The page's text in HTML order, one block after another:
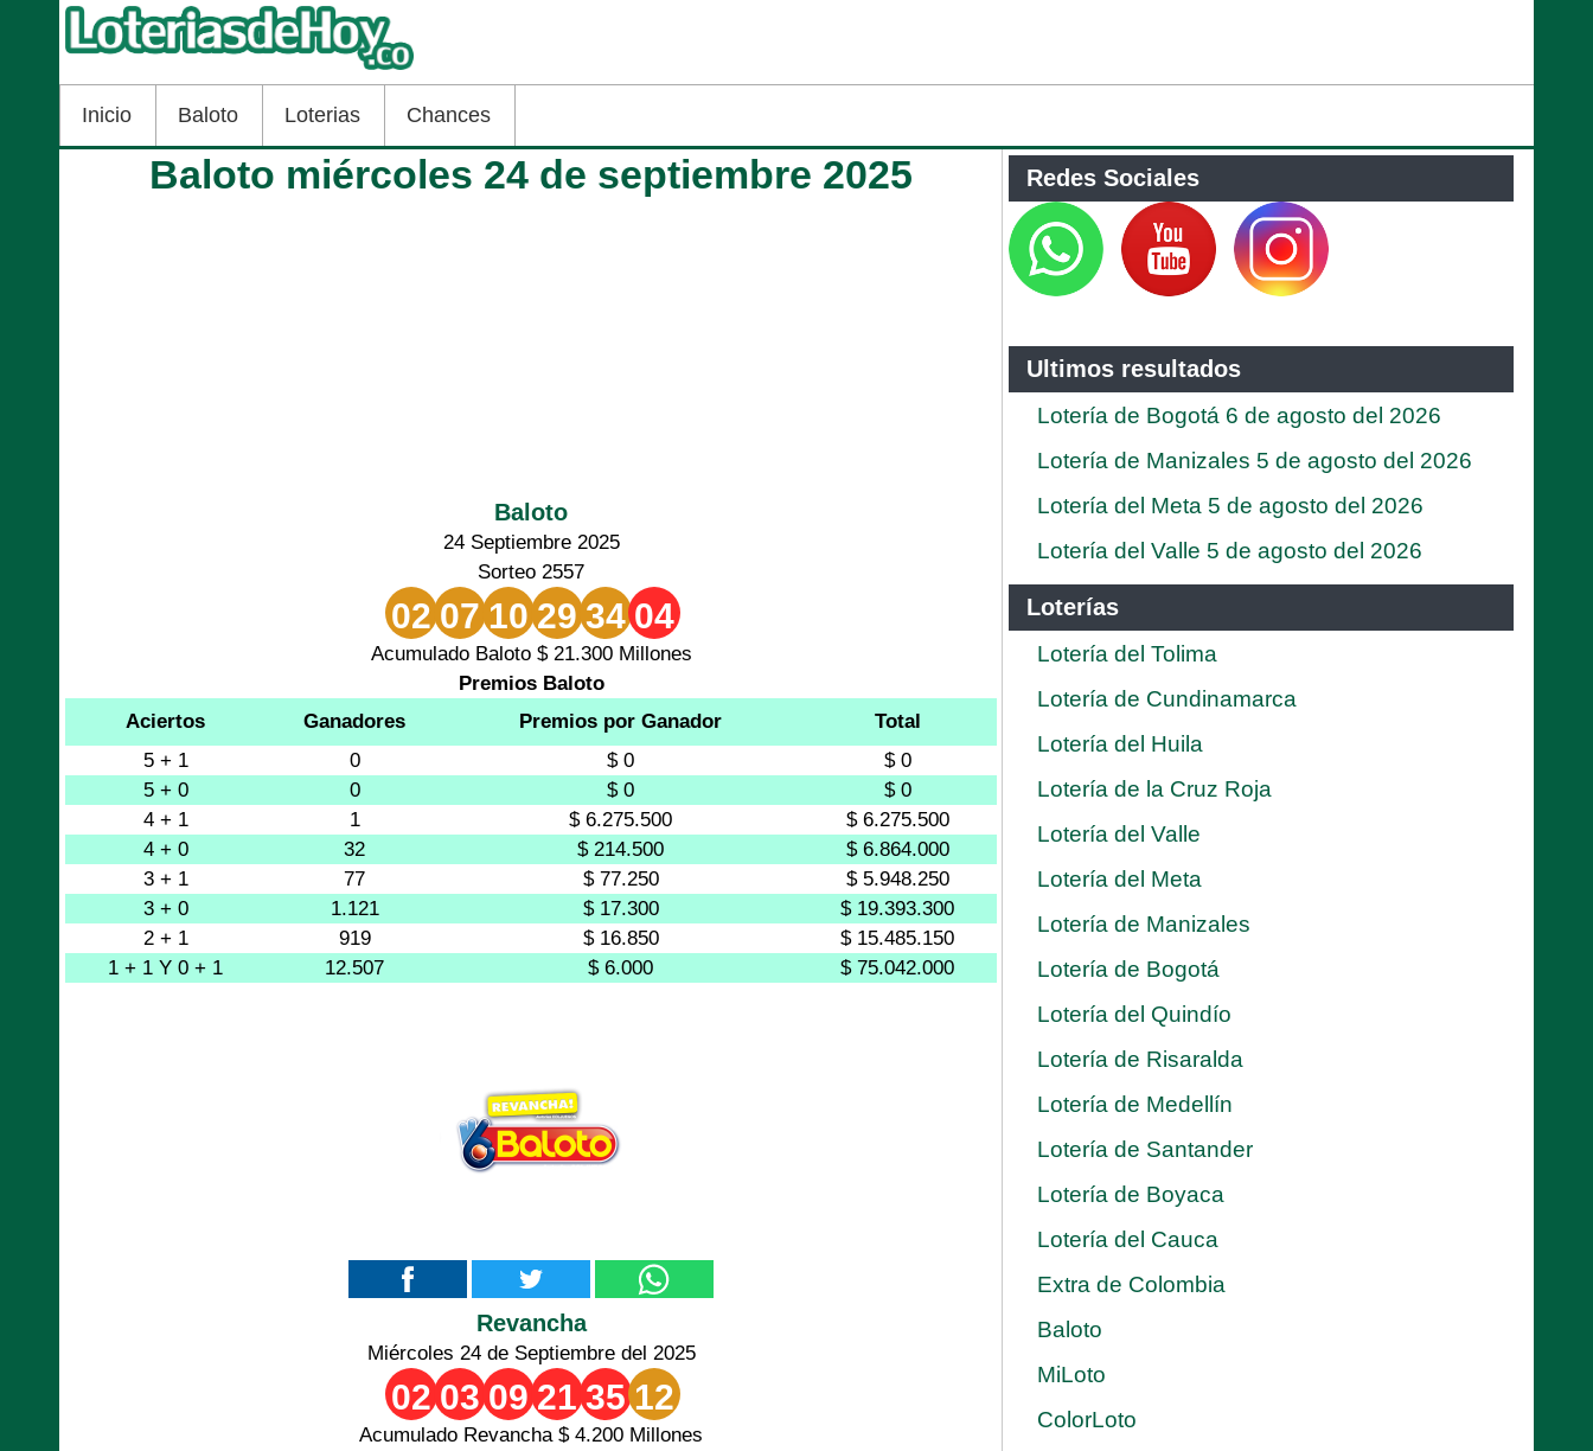
Inicio Baloto Loterias Chances
Baloto miércoles 24 de septiembre 2025
Baloto
24 Septiembre 2025
Sorteo 2557
02 07 10 29 34 04
Acumulado Baloto $ 21.300 Millones
Premios Baloto
Aciertos
Ganadores Premios por Ganador
Total
5 + 1
0 $ 0
$ 0
5 + 0
0 $ 0
$ 0
4 + 1
1 $ 6.275.500
$ 6.275.500
4 + 0
32 $ 214.500
$ 6.864.000
3 + 1
77 $ 77.250
$ 5.948.250
3 + 0
1.121 $ 17.300
$ 19.393.300
2 + 1
919 $ 16.850
$ 15.485.150
1 + 1 Y 0 + 1
12.507 $ 6.000 $ 75.042.000
Revancha
Miércoles 24 de Septiembre del 2025
02 03 09 21 35 12
Acumulado Revancha $ 4.200 Millones
Redes Sociales
Ultimos resultados
Lotería de Bogotá 6 de agosto del 2026
Lotería de Manizales 5 de agosto del 2026
Lotería del Meta 5 de agosto del 2026
Lotería del Valle 5 de agosto del 2026
Loterías
Lotería del Tolima
Lotería de Cundinamarca
Lotería del Huila
Lotería de la Cruz Roja
Lotería del Valle
Lotería del Meta
Lotería de Manizales
Lotería de Bogotá
Lotería del Quindío
Lotería de Risaralda
Lotería de Medellín
Lotería de Santander
Lotería de Boyaca
Lotería del Cauca
Extra de Colombia
Baloto
MiLoto
ColorLoto